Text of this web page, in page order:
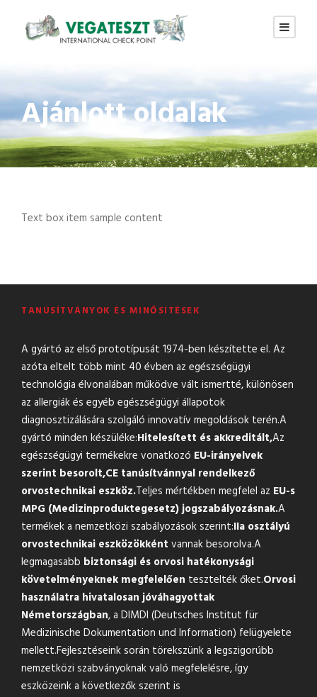
Ajánlott oldalak
Text box item sample content
TANÚSÍTVÁNYOK ÉS MINŐSÍTÉSEK
A gyártó az első prototípusát 1974-ben készítette el. Az
azóta eltelt több mint 40 évben az egészségügyi
technológia élvonalában működve vált ismertté, különösen
az allergiák és egyéb egészségügyi állapotok
diagnosztizálására szolgáló innovatív megoldások terén.A
gyártó minden készüléke:Hitelesített és akkreditált,Az
egészségügyi termékekre vonatkozó EU-irányelvek
szerint besorolt,CE tanúsítvánnyal rendelkező
orvostechnikai eszköz.Teljes mértékben megfelel az EU-s
MPG (Medizinproduktegesetz) jogszabályozásnak.A
termékek a nemzetközi szabályozások szerint:IIa osztályú
orvostechnikai eszközökként vannak besorolva.A
legmagasabb biztonsági és orvosi hatékonysági
követelményeknek megfelelően tesztelték őket.Orvosi
használatra hivatalosan jóváhagyottak
Németországban, a DIMDI (Deutsches Institut für
Medizinische Dokumentation und Information) felügyelete
mellett.Fejlesztéseink során törekszünk a legszigorúbb
nemzetközi szabványoknak való megfelelésre, így
eszközeink a következők szerint is